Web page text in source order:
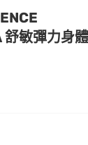
舒敏彈力身